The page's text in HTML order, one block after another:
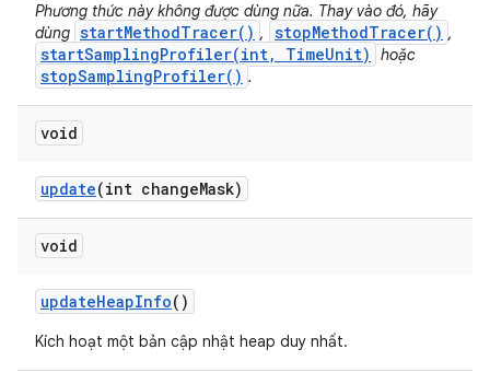
Phương thức này không được dùng nữa. Thay vào đó, hãy
dùng startMethodTracer() , stopMethodTracer() ,
startSamplingProfiler(int, TimeUnit) hoặc
stopSamplingProfiler() .
void
update(int changeMask)
void
updateHeapInfo()
Kích hoạt một bản cập nhật heap duy nhất.